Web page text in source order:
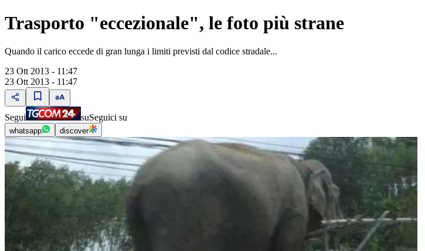
Trasporto "eccezionale", le foto più strane
Quando il carico eccede di gran lunga i limiti previsti dal codice stradale...
23 Ott 2013 - 11:47
23 Ott 2013 - 11:47
Segui suSeguici su
whatsapp discover